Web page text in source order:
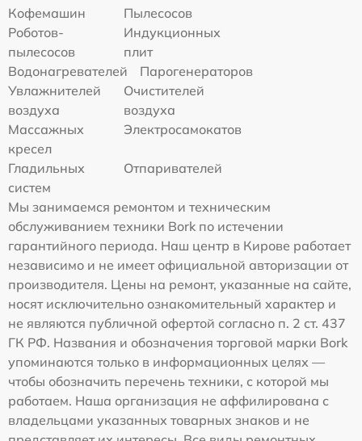
Кофемашин
Пылесосов
Роботов-
пылесосов
Индукционных
плит
Водонагревателей
Парогенераторов
Увлажнителей
воздуха
Очистителей
воздуха
Массажных
кресел
Электросамокатов
Гладильных
систем
Отпаривателей
Мы занимаемся ремонтом и техническим
обслуживанием техники Bork по истечении
гарантийного периода. Наш центр в Кирове работает
независимо и не имеет официальной авторизации от
производителя. Цены на ремонт, указанные на сайте,
носят исключительно ознакомительный характер и
не являются публичной офертой согласно п. 2 ст. 437
ГК РФ. Названия и обозначения торговой марки Bork
упоминаются только в информационных целях —
чтобы обозначить перечень техники, с которой мы
работаем. Наша организация не аффилирована с
владельцами указанных товарных знаков и не